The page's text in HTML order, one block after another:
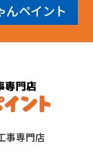
んペイント
事専門店